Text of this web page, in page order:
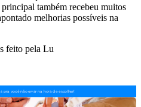
também recebeu muitos
melhorias possíveis na
feito pela Lu